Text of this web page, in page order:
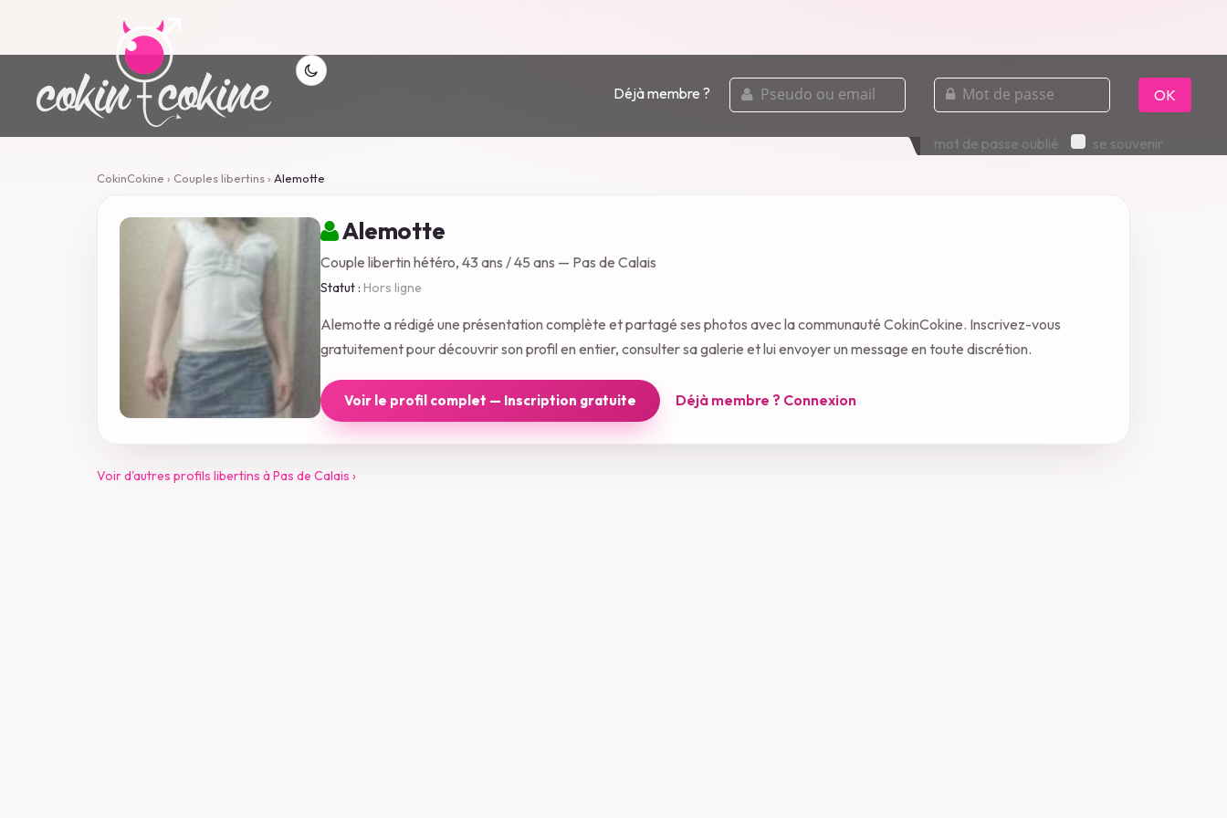
Déjà membre ?
pseudo
ou
email
mot
de
passe
OK
mot de passe oublié se souvenir
CokinCokine › Couples libertins› Alemotte
Alemotte
Couple libertin hétéro, 43 ans / 45 ans — Pas de Calais
Statut : Hors ligne
Alemotte a rédigé une présentation complète et partagé ses photos avec la communauté CokinCokine. Inscrivez-vous
gratuitement pour découvrir son profil en entier, consulter sa galerie et lui envoyer un message en toute discrétion.
Voir le profil complet — Inscription gratuite Déjà membre ? Connexion
Voir d'autres profils libertins à Pas de Calais ›